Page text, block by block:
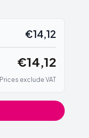
€14,12
€14,12
Prices exclude VAT